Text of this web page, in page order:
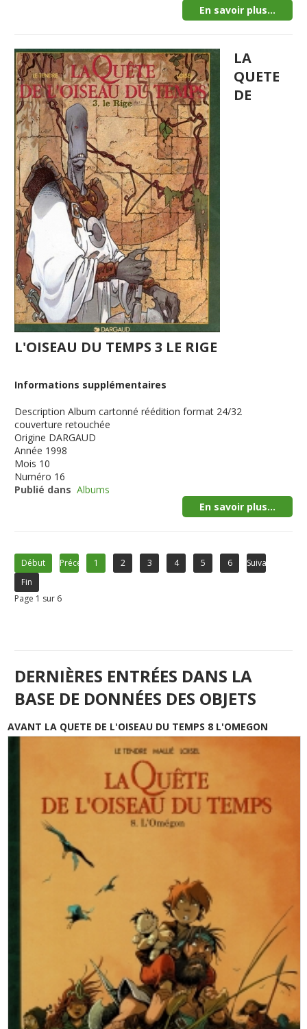
En savoir plus...
LA
QUETE
DE
L'OISEAU DU TEMPS 3 LE RIGE
Informations supplémentaires
Description Album cartonné réédition format 24/32
couverture retouchée
Origine DARGAUD
Année 1998
Mois 10
Numéro 16
Publié dans Albums
En savoir plus...
Début Précédent1 2 3 4 5 6
Suivant
Fin
Page 1 sur 6
DERNIÈRES ENTRÉES DANS LA
BASE DE DONNÉES DES OBJETS
AVANT LA QUETE DE L'OISEAU DU TEMPS 8 L'OMEGON